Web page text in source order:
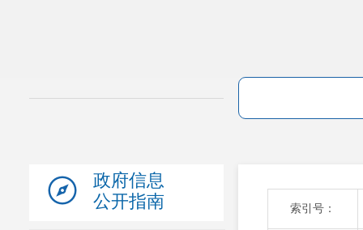
政府信息
公开指南
索引号：